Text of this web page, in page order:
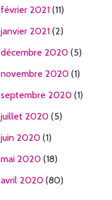
février 2021(11)
janvier 2021(2)
décembre 2020(5)
novembre 2020(1)
septembre 2020(1)
juillet 2020(5)
juin 2020(1)
mai 2020(18)
avril 2020(80)